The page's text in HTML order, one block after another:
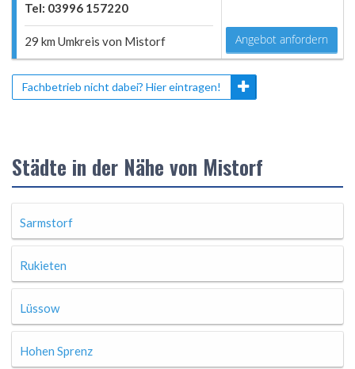
Tel: 03996 157220
29 km Umkreis von Mistorf Angebot anfordern
Fachbetrieb nicht dabei? Hier eintragen!
Städte in der Nähe von Mistorf
Sarmstorf
Rukieten
Lüssow
Hohen Sprenz